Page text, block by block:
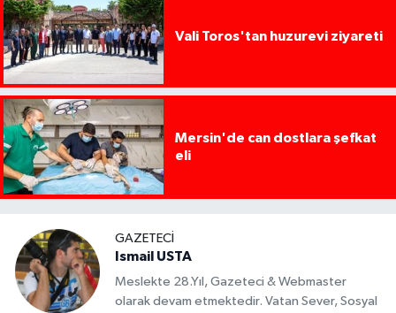
Vali Toros'tan huzurevi ziyareti
Mersin'de can dostlara şefkat
eli
GAZETECI
Ismail USTA
Meslekte 28.Yıl, Gazeteci & Webmaster
olarak devam etmektedir. Vatan Sever, Sosyal